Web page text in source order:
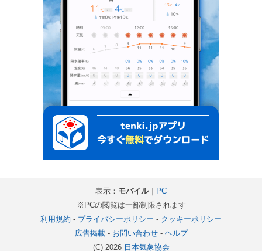
表示： モバイル｜ PC
※PCの閲覧は一部制限されます
利用規約 - プライバシーポリシー - クッキーポリシー
広告掲載- お問い合わせ- ヘルプ
(C) 2026 日本気象協会